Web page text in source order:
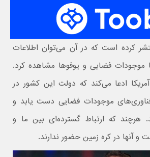
کرده است که در آن می‌توان اطلاعات
موجودات فضایی و یوفوها مشاهده کرد.
ادعا می‌کند که دولت این کشور در
موجودات فضایی دست یابد و
هرچند که ارتباط گسترده‌ای بین ما و
و آنها در کره زمین حضور ندارند.